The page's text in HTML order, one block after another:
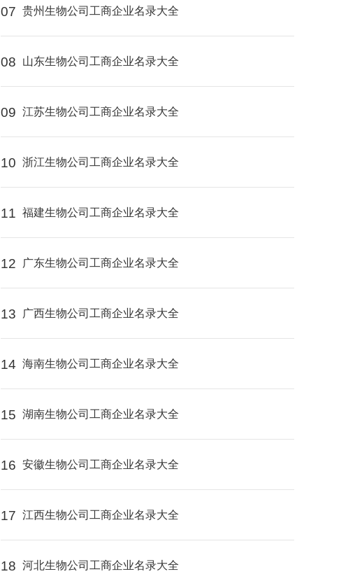
07 贵州生物公司工商企业名录大全
08 山东生物公司工商企业名录大全
09 江苏生物公司工商企业名录大全
10 浙江生物公司工商企业名录大全
11 福建生物公司工商企业名录大全
12 广东生物公司工商企业名录大全
13 广西生物公司工商企业名录大全
14 海南生物公司工商企业名录大全
15 湖南生物公司工商企业名录大全
16 安徽生物公司工商企业名录大全
17 江西生物公司工商企业名录大全
18 河北生物公司工商企业名录大全